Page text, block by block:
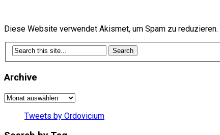
Diese Website verwendet Akismet, um Spam zu reduzieren.
Archive
Archive
Tweets by Ordovicium